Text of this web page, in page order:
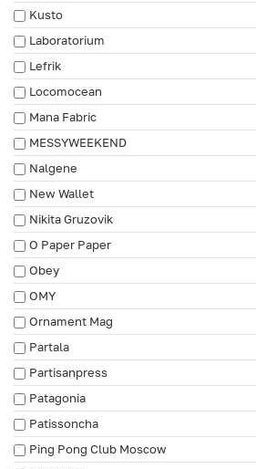
Kusto
Laboratorium
Lefrik
Locomocean
Mana Fabric
MESSYWEEKEND
Nalgene
New Wallet
Nikita Gruzovik
O Paper Paper
Obey
OMY
Ornament Mag
Partala
Partisanpress
Patagonia
Patissoncha
Ping Pong Club Moscow